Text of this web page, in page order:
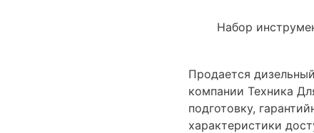
Набор
Продается
компании Техника
подготовку,
характеристики